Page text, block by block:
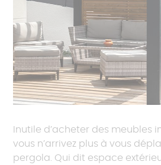
Inutile d’acheter des meubles
vous n’arrivez plus à vous
pergola. Qui dit espace